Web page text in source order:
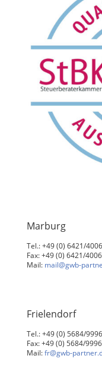
Marburg
Tel.: +49 (0) 6421/
Fax: +49 (0) 6421/
Mail: mail@gwb-
Frielendorf
Tel.: +49 (0) 5684/
Fax: +49 (0) 5684/
Mail:fr@gwb-